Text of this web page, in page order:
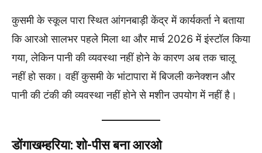
कुसमी के स्कूल पारा स्थित आंगनबाड़ी केंद्र में कार्यकर्ता ने बताया
कि आरओ सालभर पहले मिला था और मार्च 2026 में इंस्टॉल किया
गया, लेकिन पानी की व्यवस्था नहीं होने के कारण अब तक चालू
नहीं हो सका। वहीं कुसमी के भांटापारा में बिजली कनेक्शन और
पानी की टंकी की व्यवस्था नहीं होने से मशीन उपयोग में नहीं है।
डोंगाखम्हरिया: शो-पीस बना आरओ